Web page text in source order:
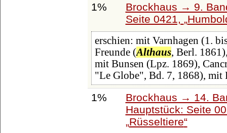
1%
Brockhaus → 9.
Seite 0421,
erschien: mit Varnhagen (1.
Freunde (Althaus, Berl.
mit Bunsen (Lpz. 1869),
"Le Globe", Bd. 7, 1868), mit
1%
Brockhaus → 14.
Hauptstück: Seite
Rüsseltiere